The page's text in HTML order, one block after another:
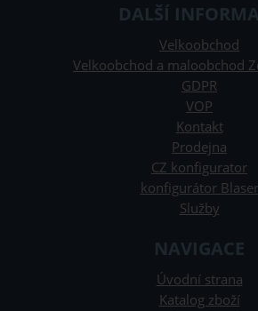
DALŠÍ
Velkoobchod
Velkoobchod a maloobchod
GDPR
VOP
Kontakt
Prodejna
CZ konfigurator
konfigurátor Blaser
Služby
NAVIGACE
Úvodní strana
Katalog zboží